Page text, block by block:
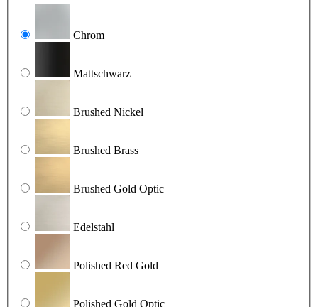
Chrom
Mattschwarz
Brushed Nickel
Brushed Brass
Brushed Gold Optic
Edelstahl
Polished Red Gold
Polished Gold Optic